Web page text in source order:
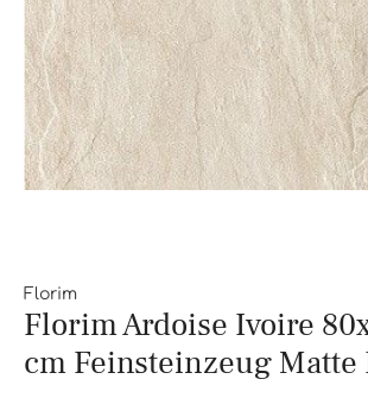
Florim
Florim Ardoise Ivoire
cm Feinsteinzeug Matte